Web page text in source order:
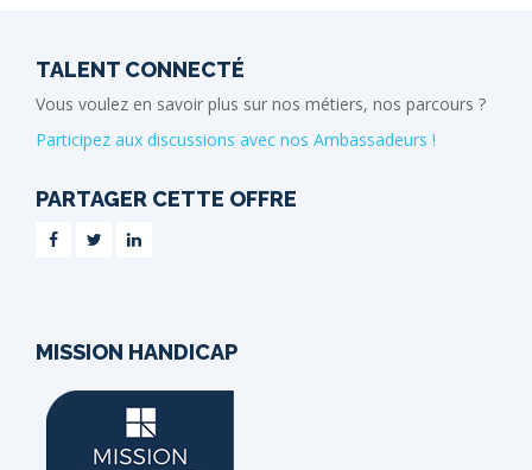
TALENT CONNECTÉ
Vous voulez en savoir plus sur nos métiers, nos parcours ?
Participez aux discussions avec nos Ambassadeurs !
PARTAGER CETTE OFFRE
MISSION HANDICAP